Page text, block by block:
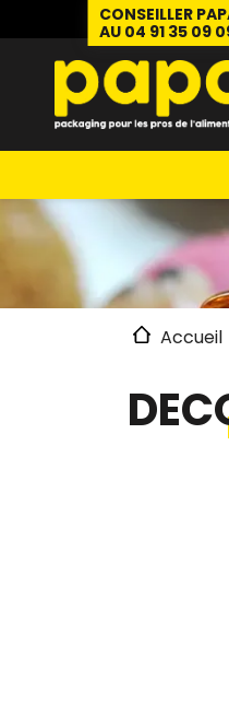
CONSEILLER
AU 04 91 35 09
Accueil